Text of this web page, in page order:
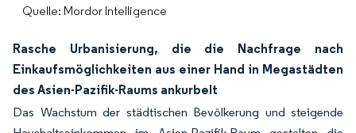
Quelle: Mordor Intelligence
Rasche Urbanisierung, die die Nachfrage nach
Einkaufsmöglichkeiten aus einer Hand in Megastädten
des Asien-Pazifik-Raums ankurbelt
Das Wachstum der städtischen Bevölkerung und steigende